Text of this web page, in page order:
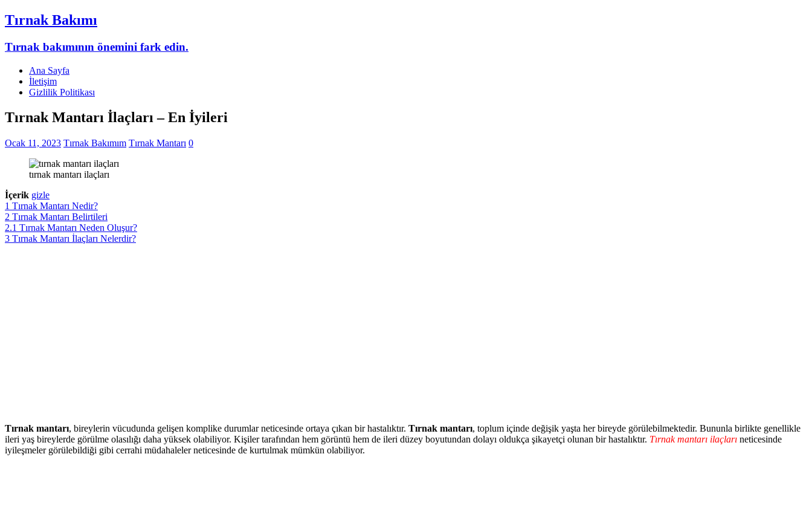
Tırnak Bakımı
Tırnak bakımının önemini fark edin.
Ana Sayfa
İletişim
Gizlilik Politikası
Tırnak Mantarı İlaçları – En İyileri
Ocak 11, 2023 Tırnak Bakımım Tırnak Mantarı 0
tırnak mantarı ilaçları
İçerik gizle
1 Tırnak Mantarı Nedir?
2 Tırnak Mantarı Belirtileri
2.1 Tırnak Mantarı Neden Oluşur?
3 Tırnak Mantarı İlaçları Nelerdir?
Tırnak mantarı, bireylerin vücudunda gelişen komplike durumlar neticesinde ortaya çıkan bir hastalıktır. Tırnak mantarı, toplum içinde değişik yaşta her bireyde görülebilmektedir. Bununla birlikte genellikle
ileri yaş bireylerde görülme olasılığı daha yüksek olabiliyor. Kişiler tarafından hem görüntü hem de ileri düzey boyutundan dolayı oldukça şikayetçi olunan bir hastalıktır. Tırnak mantarı ilaçları neticesinde
iyileşmeler görülebildiği gibi cerrahi müdahaleler neticesinde de kurtulmak mümkün olabiliyor.